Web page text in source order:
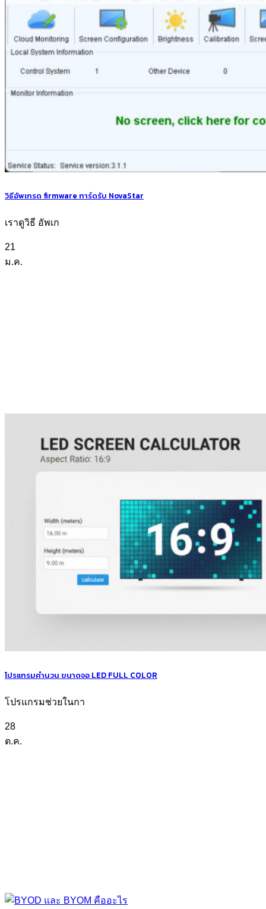
วิธีอัพเกรด firmware การ์ดรับ NovaStar
เราดูวิธี อัพเก
21
ม.ค.
โปรแกรมคำนวน ขนาดจอ LED FULL COLOR
โปรแกรมช่วยในกา
28
ต.ค.